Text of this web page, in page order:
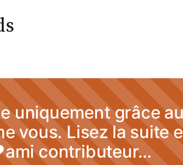
uniquement grâce
vous. Lisez la suite
contributeur…